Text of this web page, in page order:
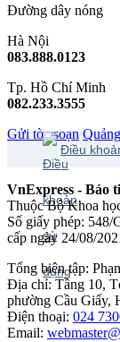
Đường dây nóng
Hà Nội
083.888.0123
Tp. Hồ Chí Minh
082.233.3555
Gửi tòa soạn
Điều
VnExpress - Báo
Thuộc Bộ Khoa
Số giấy phép:
cấp ngày 24/08/
Tổng biên tập:
Địa chỉ: Tầng 10,
phường Cầu Giấy,
Điện thoại: 024
Email: